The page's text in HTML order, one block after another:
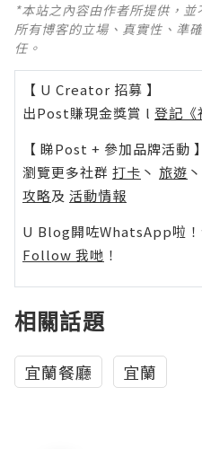
*本站之內容由作者所提供，
所有博客的立場、真實性、準
任。
【 U Creator 招募 】
出Post賺現金獎賞 l 登記《
【 睇Post + 參加品牌活動 】
瀏覽更多社群 打卡 丶 旅遊 丶
攻略及 活動情報
U Blog開咗WhatsApp啦！
Follow 我哋 ！
相關話題
宜蘭餐廳 宜蘭